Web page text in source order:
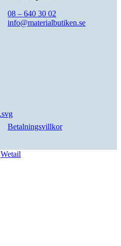
08 – 640 30 02
info@materialbutiken.se
Betalningsvillkor
Wetail